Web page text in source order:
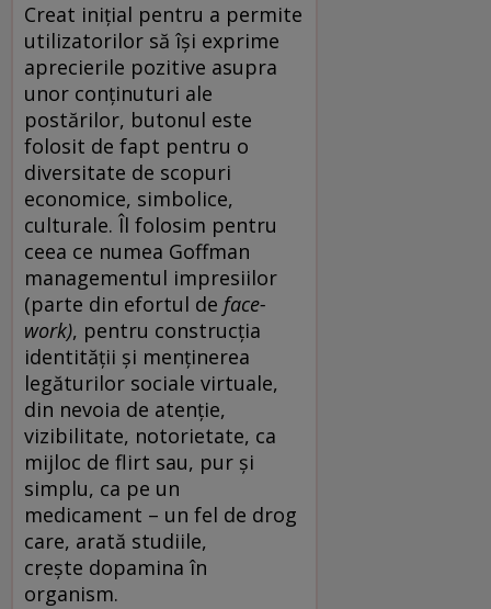
Creat inițial pentru a permite
utilizatorilor să își exprime
aprecierile pozitive asupra
unor conținuturi ale
postărilor, butonul este
folosit de fapt pentru o
diversitate de scopuri
economice, simbolice,
culturale. Îl folosim pentru
ceea ce numea Goffman
managementul impresiilor
(parte din efortul de face-
work), pentru construcția
identității și menținerea
legăturilor sociale virtuale,
din nevoia de atenție,
vizibilitate, notorietate, ca
mijloc de flirt sau, pur și
simplu, ca pe un
medicament – un fel de drog
care, arată studiile,
crește dopamina în
organism.